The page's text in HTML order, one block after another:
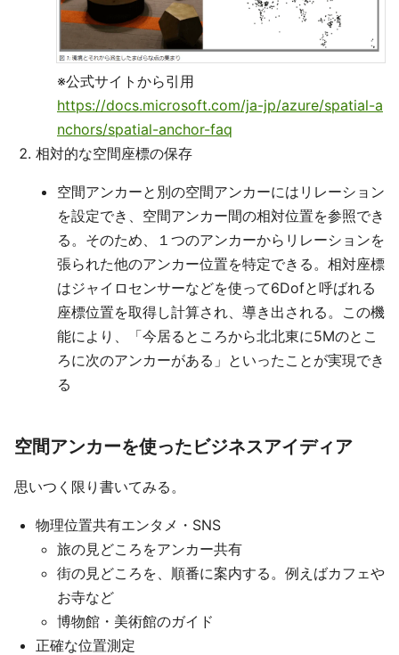
※公式サイトから引用
https://docs.microsoft.com/ja-jp/azure/spatial-a
nchors/spatial-anchor-faq
相対的な空間座標の保存
空間アンカーと別の空間アンカーにはリレーション
を設定でき、空間アンカー間の相対位置を参照でき
る。そのため、１つのアンカーからリレーションを
張られた他のアンカー位置を特定できる。相対座標
はジャイロセンサーなどを使って6Dofと呼ばれる
座標位置を取得し計算され、導き出される。この機
能により、「今居るところから北北東に5Mのとこ
ろに次のアンカーがある」といったことが実現でき
る
空間アンカーを使ったビジネスアイディア
思いつく限り書いてみる。
物理位置共有エンタメ・SNS
旅の見どころをアンカー共有
街の見どころを、順番に案内する。例えばカフェや
お寺など
博物館・美術館のガイド
正確な位置測定